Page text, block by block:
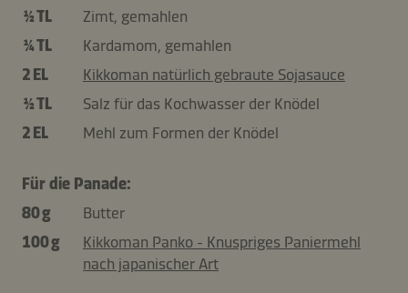
½ TL
Zimt, gemahlen
¼ TL
Kardamom, gemahlen
2 EL
Kikkoman natürlich gebraute Sojasauce
½ TL
Salz für das Kochwasser der Knödel
2 EL
Mehl zum Formen der Knödel
Für die Panade:
80 g
Butter
100 g
Kikkoman Panko - Knuspriges Paniermehl
nach japanischer Art